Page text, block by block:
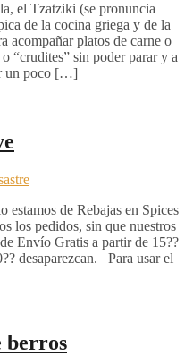
el Tzatziki (se pronuncia
de la cocina griega y de la
acompañar platos de carne o
“crudites” sin poder parar y a
un poco […]
de Rebajas en Spices
los pedidos, sin que nuestros
Envío Gratis a partir de 15??
desaparezcan. Para usar el
berros